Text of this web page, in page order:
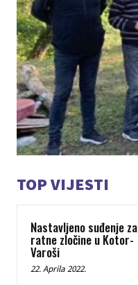
TOP VIJESTI
Nastavljeno suđenje za
ratne zločine u Kotor-
Varoši
22. Aprila 2022.